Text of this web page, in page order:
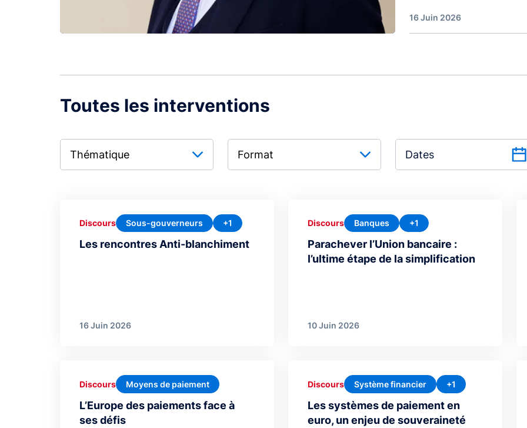
16 Juin 2026
Toutes les interventions
Thématique Format
Les rencontres Anti-blanchiment
Discours Sous-gouverneurs +1
16 Juin 2026
Parachever l’Union bancaire :
l’ultime étape de la simplification
Discours Banques +1
10 Juin 2026
L’Europe des paiements face à
ses défis
Discours Moyens de paiement
Les systèmes de paiement en
euro, un enjeu de souveraineté
Discours Système financier +1